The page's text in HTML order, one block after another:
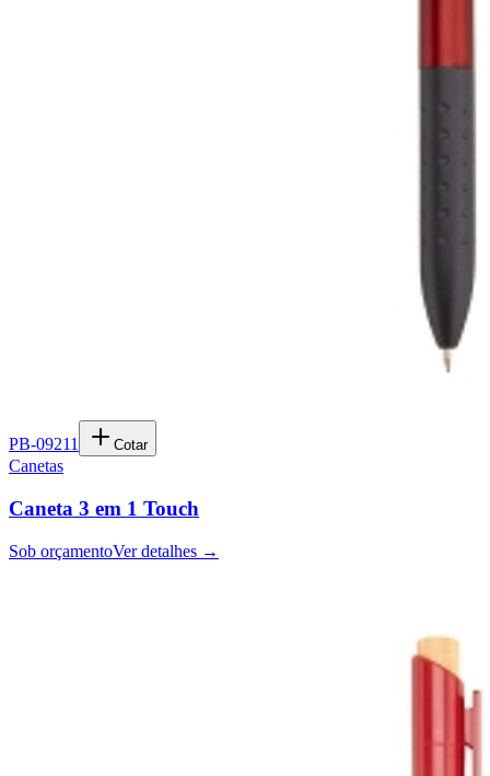
PB-09211 Cotar
Canetas
Caneta 3 em 1 Touch
Sob orçamentoVer detalhes →